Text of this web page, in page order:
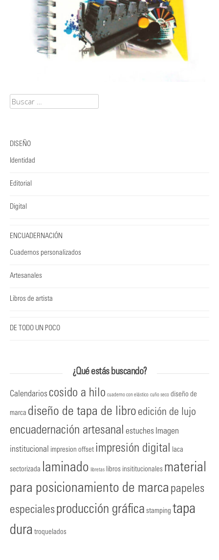
Buscar:
DISEÑO
Identidad
Editorial
Digital
ENCUADERNACIÓN
Cuadernos personalizados
Artesanales
Libros de artista
DE TODO UN POCO
¿Qué estás buscando?
Calendarios cosido a hilo cuaderno con elástico cuño seco diseño de
marca diseño de tapa de libro edición de lujo
encuadernación artesanal estuches Imagen
institucional impresion offset impresión digital laca
sectorizada laminado libretas libros insititucionales material
para posicionamiento de marca papeles
especialesproducción gráfica stamping tapa
dura troquelados